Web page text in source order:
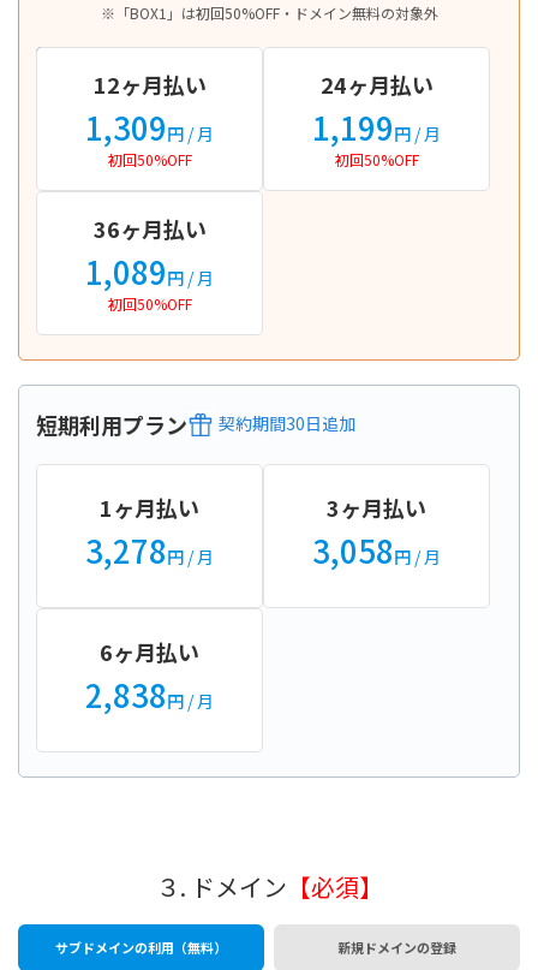
※「BOX1」は初回50%OFF・ドメイン無料の対象外
12ヶ月払い
1,309円 / 月
初回50%OFF
24ヶ月払い
1,199円 / 月
初回50%OFF
36ヶ月払い
1,089円 / 月
初回50%OFF
短期利用プラン 契約期間30日追加
1ヶ月払い
3,278円 / 月
3ヶ月払い
3,058円 / 月
6ヶ月払い
2,838円 / 月
３. ドメイン 【必須】
サブドメインの利用（無料） 新規ドメインの登録